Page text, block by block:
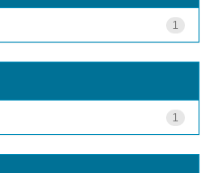
1
1